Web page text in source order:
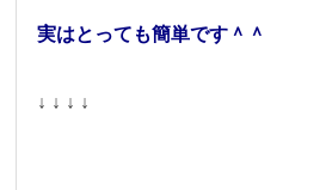
実はとっても簡単です＾＾
↓ ↓ ↓ ↓